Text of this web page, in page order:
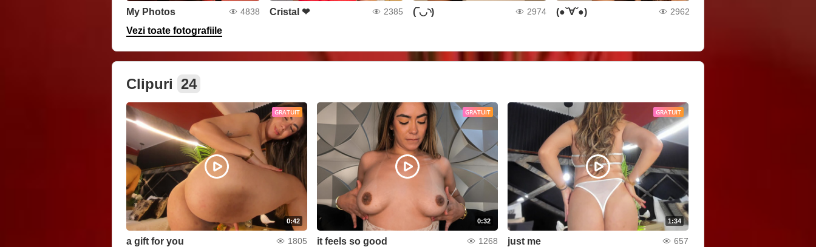
My Photos 4838 Cristal ❤ 2385 (‾◡◝) 2974 (●ˇ∀ˇ●) 2962
Vezi toate fotografiile
Clipuri 24
GRATUIT
0:42
a gift for you 1805
GRATUIT
0:32
it feels so good 1268
GRATUIT
1:34
just me 657